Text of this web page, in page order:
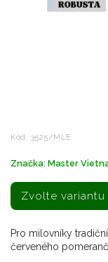
Kód: 3525/MLE
Značka: Master
Zvolte variantu
Pro milovníky
červeného